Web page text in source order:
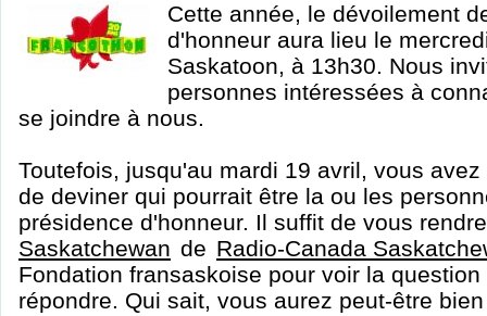
Cette année, le dévoilement
d'honneur aura lieu le
Saskatoon, à 13h30. Nous
personnes intéressées à
se joindre à nous.
Toutefois, jusqu'au mardi 19 avril, vous
de deviner qui pourrait être la ou les
présidence d'honneur. Il suffit de vous
Saskatchewan de Radio-Canada
Fondation fransaskoise pour voir la
répondre. Qui sait, vous aurez peut-être